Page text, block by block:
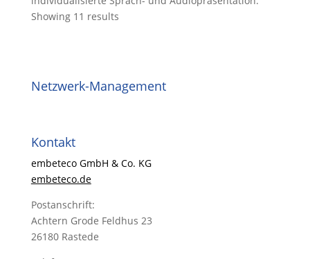
Showing 11 results
Netzwerk-Management
Kontakt
embeteco GmbH & Co. KG
embeteco.de
Postanschrift:
Achtern Grode Feldhus 23
26180 Rastede